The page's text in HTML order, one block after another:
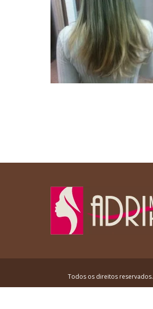
Todos os direitos reservados.